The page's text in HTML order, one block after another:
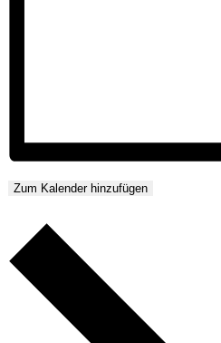
Zum Kalender hinzufügen